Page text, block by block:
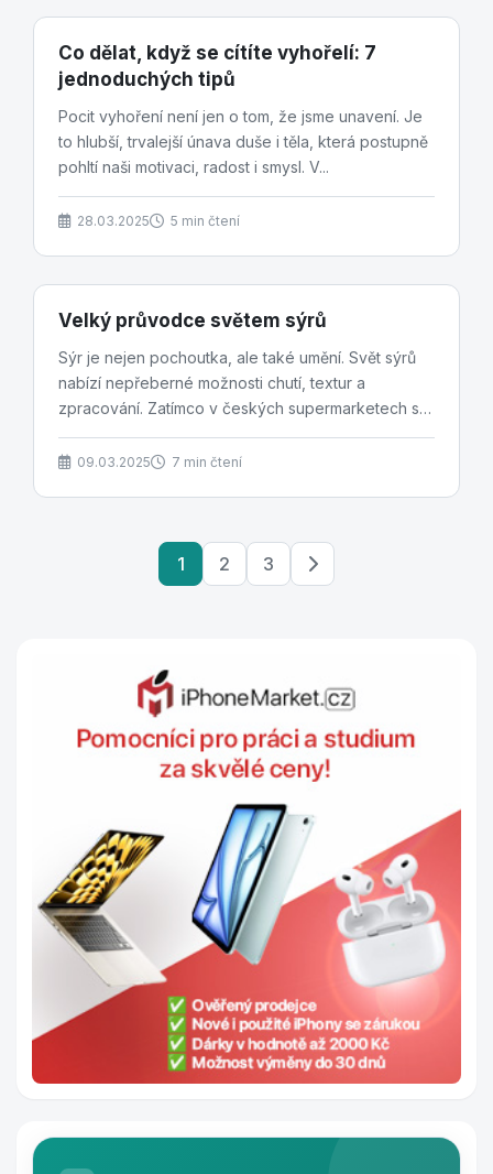
Co dělat, když se cítíte vyhořelí: 7
jednoduchých tipů
Pocit vyhoření není jen o tom, že jsme unavení. Je
to hlubší, trvalejší únava duše i těla, která postupně
pohltí naši motivaci, radost i smysl. V...
28.03.2025 5 min čtení
Velký průvodce světem sýrů
Sýr je nejen pochoutka, ale také umění. Svět sýrů
nabízí nepřeberné možnosti chutí, textur a
zpracování. Zatímco v českých supermarketech se
nám jako...
09.03.2025 7 min čtení
1 2 3